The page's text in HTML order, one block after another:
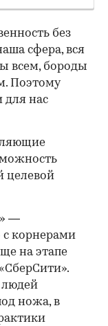
без
сфера, вся
всем, бороды
Поэтому
для нас
целевой
—
с корнерами
на этапе
людей
ножа, в